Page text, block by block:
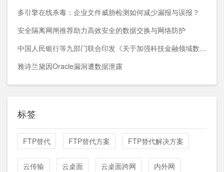
多引擎在线杀毒：企业文件威胁检测如何减少漏报与误报？
安全隔离网闸推荐助力高效安全的数据交换与网络防护
中国人民银行等九部门联合印发《关于加强科技金融领域数据开发利用的通知》
雅诗兰黛因Oracle漏洞遭数据泄露
标签
FTP替代 FTP替代方案 FTP替代解决方案
云传输 云桌面 云桌面跨网 内外网